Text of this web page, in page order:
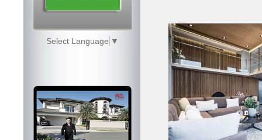
Select Language ▼